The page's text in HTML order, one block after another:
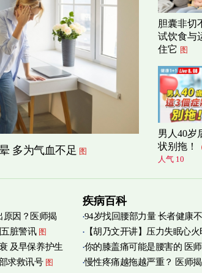
多为气血不足 图
胆囊非切
试饮食与
住它 图
男人40岁
状别拖！
人气 10
原因？医师揭
脏警讯 图
及早保养护生
求救讯号 图
疾病百科
94岁找回腰部力量 长者健康
【胡乃文开讲】压力失眠心
自救
你的膝盖痛可能是腰害的 医
图
慢性疼痛越拖越严重？ 医师